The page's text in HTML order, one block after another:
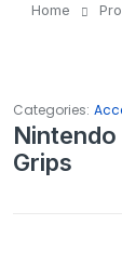
Home
Categories:
Grips